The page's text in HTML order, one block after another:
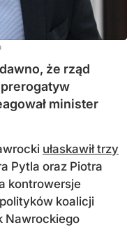
że rząd
minister
ułaskawił trzy
Pytla oraz Piotra
kontrowersje
koalicji
Nawrockiego